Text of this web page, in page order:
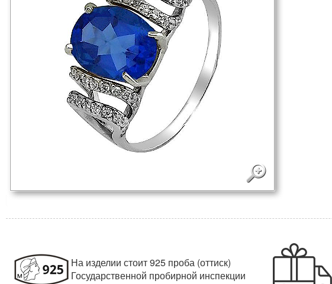
На изделии стоит 925 проба (оттиск)
Государственной пробирной инспекции